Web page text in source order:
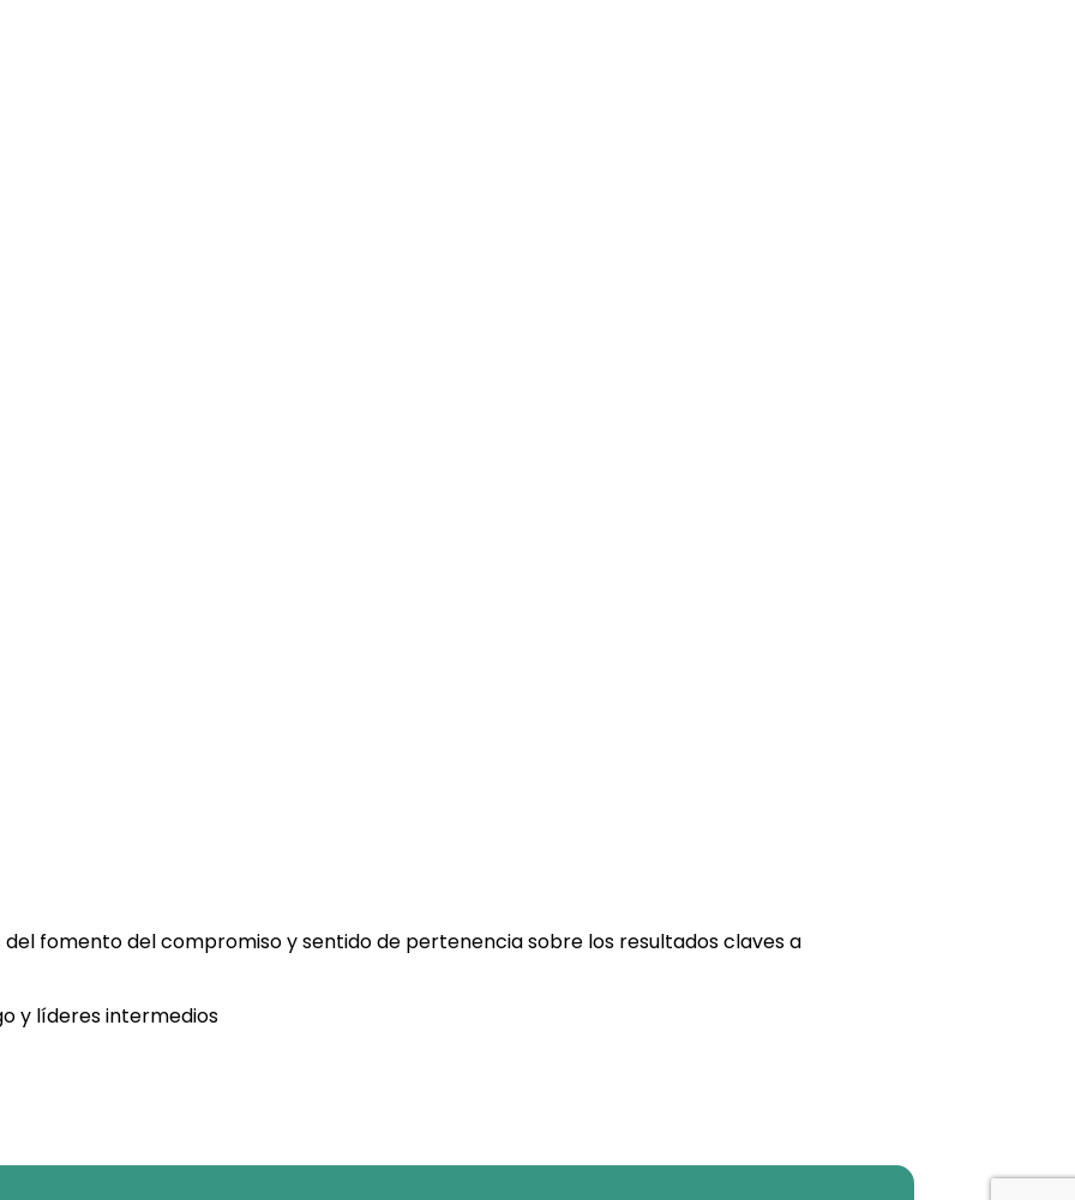
fomento del compromiso y sentido de pertenencia sobre los resultados claves a
y líderes intermedios